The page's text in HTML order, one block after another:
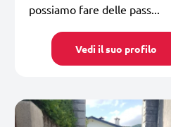
possiamo fare delle pass...
Vedi il suo profilo